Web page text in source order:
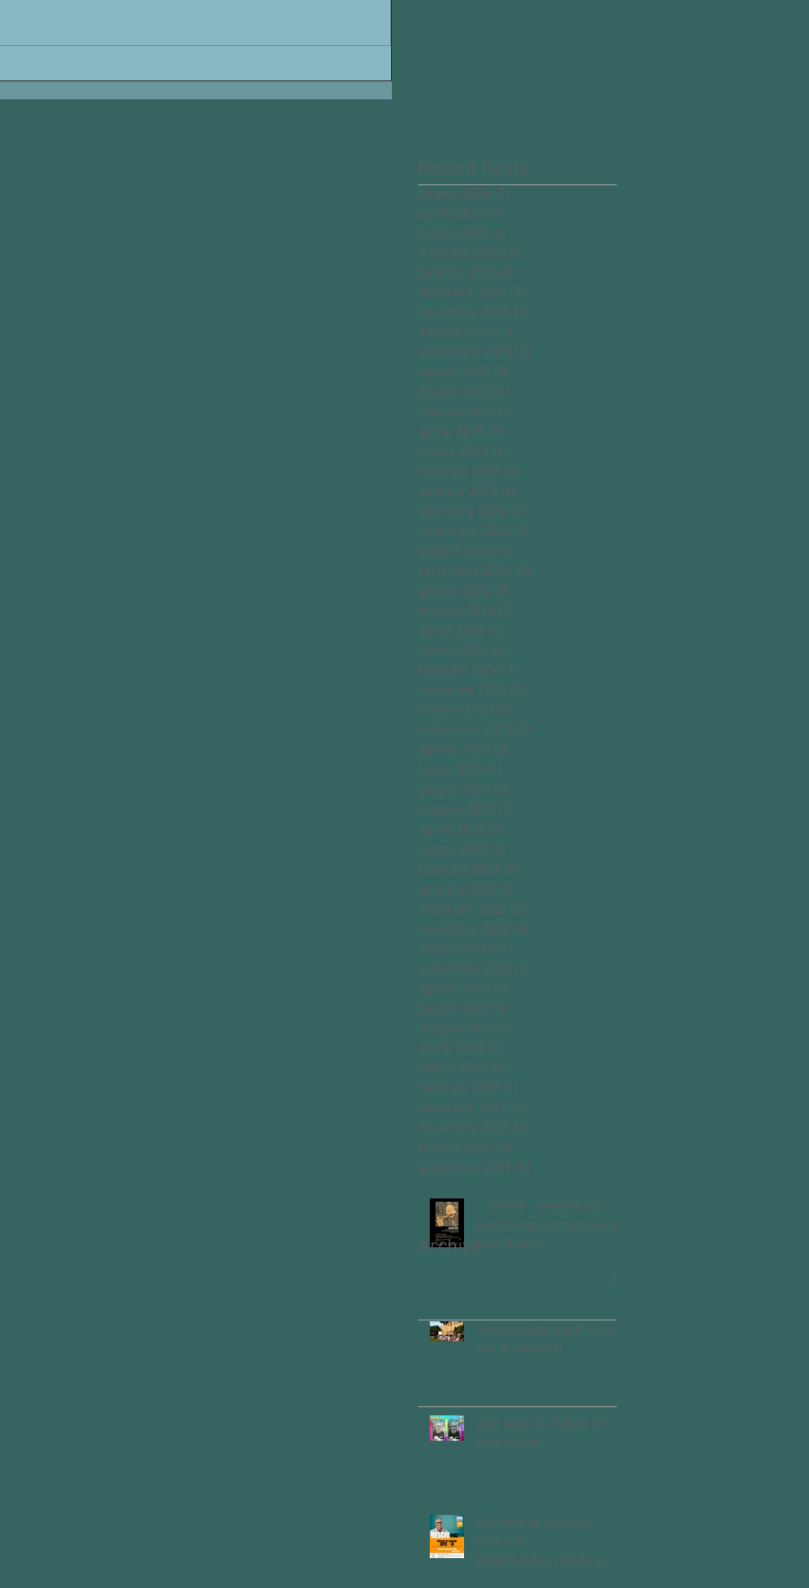
Recent Posts
giugno 2026 (7)
aprile 2026 (1)
marzo 2026 (4)
febbraio 2026 (2)
gennaio 2026 (2)
dicembre 2025 (7)
novembre 2025 (3)
ottobre 2025 (1)
settembre 2025 (2)
agosto 2025 (3)
giugno 2025 (3)
maggio 2025 (2)
aprile 2025 (3)
marzo 2025 (3)
febbraio 2025 (5)
gennaio 2025 (3)
dicembre 2024 (4)
novembre 2024 (3)
ottobre 2024 (3)
settembre 2024 (5)
giugno 2024 (3)
maggio 2024 (2)
aprile 2024 (4)
marzo 2024 (4)
febbraio 2024 (1)
dicembre 2023 (7)
ottobre 2023 (4)
settembre 2023 (2)
agosto 2023 (3)
luglio 2023 (4)
giugno 2023 (4)
maggio 2023 (7)
aprile 2023 (3)
marzo 2023 (3)
febbraio 2023 (2)
gennaio 2023 (2)
dicembre 2022 (3)
novembre 2022 (4)
ottobre 2022 (1)
settembre 2022 (4)
agosto 2022 (1)
giugno 2022 (4)
maggio 2022 (5)
aprile 2022 (4)
marzo 2022 (6)
febbraio 2022 (1)
dicembre 2021 (3)
novembre 2021 (2)
ottobre 2021 (5)
settembre 2021 (5)
… mente - mostra ed
esperienza immersiva di
Vinz Beschi
Serata calda sia di clima
che di pensieri
Uno sono io...l'altro mi
assomiglia
Allenare lo sguardo -
Arte e AI,
opportunità,criticità e
Archive